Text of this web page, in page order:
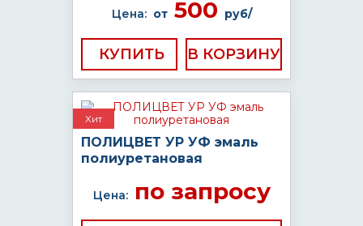
Цена: от500 руб/
КУПИТЬ
Хит
ПОЛИЦВЕТ УР УФ эмаль
полиуретановая
Цена:по запросу